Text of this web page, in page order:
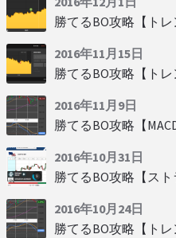
2016年11月15日
2016年11月9日
2016年10月31日
2016年10月24日